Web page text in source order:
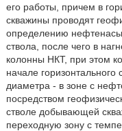
его работы, причем в
скважины проводят
определению
ствола, после чего в
колонны НКТ, при этом
начале
диаметра - в зоне с
посредством
стволе добывающей
переходную зону с